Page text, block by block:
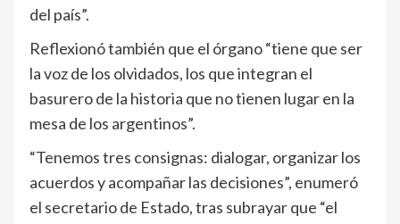
del país”.
Reflexionó también que el órgano “tiene que ser
la voz de los olvidados, los que integran el
basurero de la historia que no tienen lugar en la
mesa de los argentinos”.
“Tenemos tres consignas: dialogar, organizar los
acuerdos y acompañar las decisiones”, enumeró
el secretario de Estado, tras subrayar que “el